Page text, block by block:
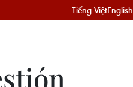
Tiếng ViệtEnglish